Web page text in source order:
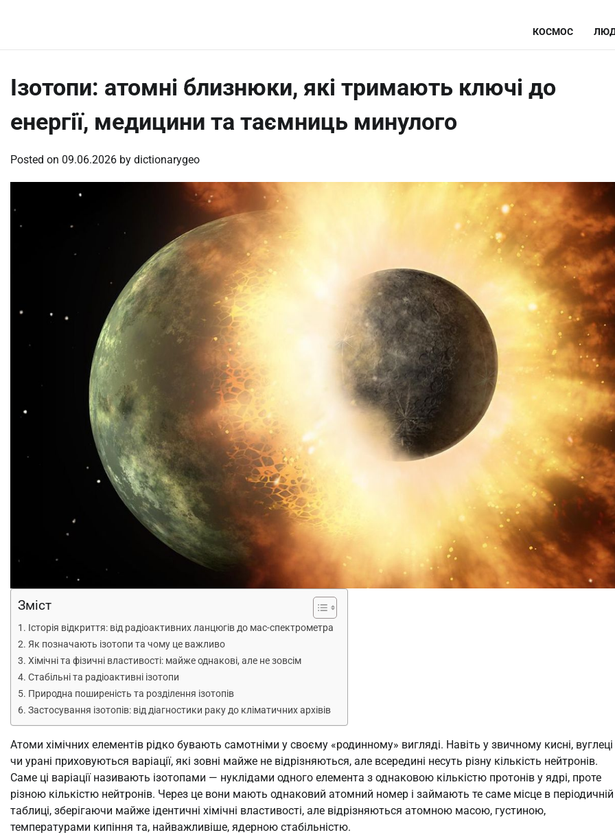
КОСМОС
Ізотопи: атомні близнюки, які тримають ключі до
енергії, медицини та таємниць минулого
Posted on 09.06.2026 by dictionarygeo
Зміст
Історія відкриття: від радіоактивних ланцюгів до мас-спектрометра
Як позначають ізотопи та чому це важливо
Хімічні та фізичні властивості: майже однакові, але не зовсім
Стабільні та радіоактивні ізотопи
Природна поширеність та розділення ізотопів
Застосування ізотопів: від діагностики раку до кліматичних архівів
Атоми хімічних елементів рідко бувають самотніми у своєму «родинному» вигляді. Навіть у звичному кисні, вуглеці
чи урані приховуються варіації, які зовні майже не відрізняються, але всередині несуть різну кількість нейтронів.
Саме ці варіації називають ізотопами — нуклідами одного елемента з однаковою кількістю протонів у ядрі, проте
різною кількістю нейтронів. Через це вони мають однаковий атомний номер і займають те саме місце в періодичній
таблиці, зберігаючи майже ідентичні хімічні властивості, але відрізняються атомною масою, густиною,
температурами кипіння та, найважливіше, ядерною стабільністю.